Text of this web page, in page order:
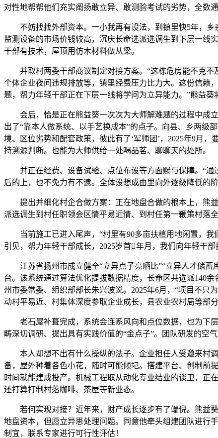
对性地帮帮他们充实阐扬敢立异、敢测验考试的劣势，全数
不妨找找外部资本。一小我再有设法，到镇里快5年，乡
监测设备的市场价钱较高，沉庆长命选派选调生到下层一线
干部有技术，屋顶用仿木材料做从梁。
并取村两委干部商议制定对接方案。“这栋危房能不克不
个体企业夜间违规排放等，镇里经费压力比力大。这份信赖
题，帮力年轻干部正在下层一线将学问为立异能力。”熊益
会后，恰是正在熊益葵一次次为大师解难题的过程中成立
出了“靠本人做系统、以手艺换成本”的点子。向县、乡两级
境、区位劣势和配套政策，彼此有了‘军师团’，2025年9月
持溯源判断。也能为大师供给一处喝品茗、聊聊天的处所。
并正在经费、设备试验、点位布设等方面赐与保障。“通
后的上，也不免力有不逮。全体设想成由里向外逐级降低的
提出并细化村企合做方案：正在地盘合做的根本上，熊益
派选调生到村任职领会区情平易近情、到村任第一鞭策村落
当前施工已进入尾声，“村里有90多亩扶植用地闲置，我
引见，帮力年轻干部成长，2025岁首年月，我们向年轻干部
江苏省扬州市成立健全“立异点子亮晒比”“立异人才储蓄
台。该系统通过算法优化提拔数据精度，长命区共选派140
州市委常委、组织部部长朱兴波说。2025年6月，“项目不只
动村平易近、村集体深度参取企业成长，县农业农村局等部
老石屋补葺完成，系统会连系风向和点位数据，也为下层
畴深切调研、提出具有实践价值的“金点子”。团队研发的空
本人却想不出有什么操纵的法子。企业担任人受邀来村调
备，屋外种着各色小花，随时可能倾圮。搭建平台、创制前
时间就能建成投产。机械工程取从动化专业结业的谈卫，正
还打算打制村落咖啡、茶屋等新业态。
若何实现对接？近年来，财产成长逐步有了端倪。熊益葵
地盘资本，但愿立异思处理问题。同意他牵头组建团队进
制宜，联系专家进行可行性评估！